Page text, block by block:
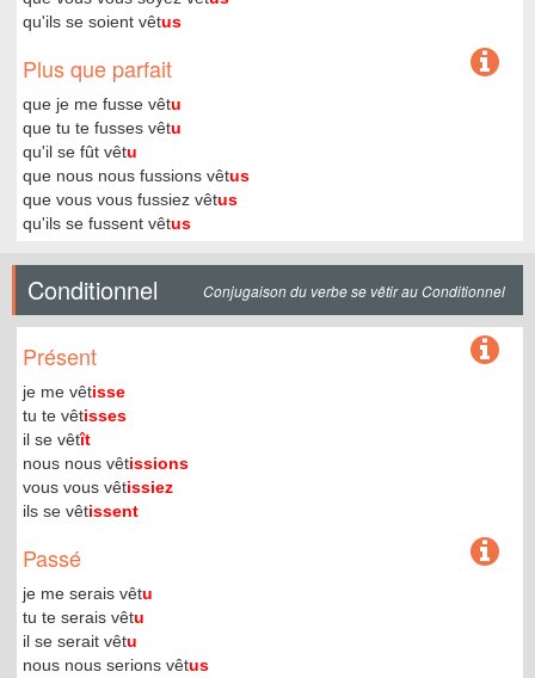
qu'ils se soient vêtus
Plus que parfait
que je me fusse vêtu
que tu te fusses vêtu
qu'il se fût vêtu
que nous nous fussions vêtus
que vous vous fussiez vêtus
qu'ils se fussent vêtus
Conditionnel Conjugaison du verbe se vêtir au Conditionnel
Présent
je me vêtisse
tu te vêtisses
il se vêtît
nous nous vêtissions
vous vous vêtissiez
ils se vêtissent
Passé
je me serais vêtu
tu te serais vêtu
il se serait vêtu
nous nous serions vêtus